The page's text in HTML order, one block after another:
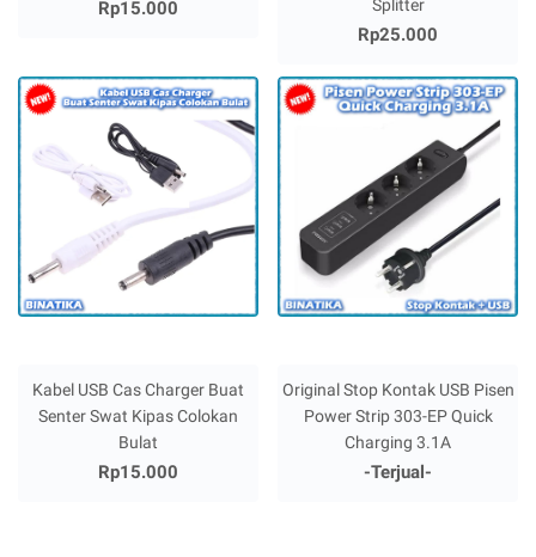
Rp15.000
Splitter
Rp25.000
Kabel USB Cas Charger Buat
Senter Swat Kipas Colokan
Bulat
Rp15.000
Original Stop Kontak USB Pisen
Power Strip 303-EP Quick
Charging 3.1A
-Terjual-